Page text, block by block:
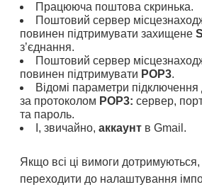
Працююча поштова скринька.
Поштовий сервер
повинен підтримувати захищене
з’єднання.
Поштовий сервер
повинен підтримувати POP3.
Відомі параметри підключення
за протоколом POP3: сервер,
та пароль.
І, звичайно, аккаунт в Gmail.
Якщо всі ці вимоги
переходити до налаштування